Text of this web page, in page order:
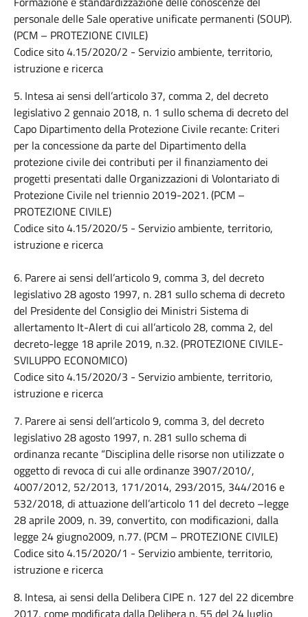
personale delle Sale operative unificate permanenti (SOUP).
(PCM – PROTEZIONE CIVILE)
Codice sito 4.15/2020/2 - Servizio ambiente, territorio,
istruzione e ricerca
5. Intesa ai sensi dell’articolo 37, comma 2, del decreto
legislativo 2 gennaio 2018, n. 1 sullo schema di decreto del
Capo Dipartimento della Protezione Civile recante: Criteri
per la concessione da parte del Dipartimento della
protezione civile dei contributi per il finanziamento dei
progetti presentati dalle Organizzazioni di Volontariato di
Protezione Civile nel triennio 2019-2021. (PCM –
PROTEZIONE CIVILE)
Codice sito 4.15/2020/5 - Servizio ambiente, territorio,
istruzione e ricerca
6. Parere ai sensi dell’articolo 9, comma 3, del decreto
legislativo 28 agosto 1997, n. 281 sullo schema di decreto
del Presidente del Consiglio dei Ministri Sistema di
allertamento It-Alert di cui all’articolo 28, comma 2, del
decreto-legge 18 aprile 2019, n.32. (PROTEZIONE CIVILE-
SVILUPPO ECONOMICO)
Codice sito 4.15/2020/3 - Servizio ambiente, territorio,
istruzione e ricerca
7. Parere ai sensi dell’articolo 9, comma 3, del decreto
legislativo 28 agosto 1997, n. 281 sullo schema di
ordinanza recante “Disciplina delle risorse non utilizzate o
oggetto di revoca di cui alle ordinanze 3907/2010/,
4007/2012, 52/2013, 171/2014, 293/2015, 344/2016 e
532/2018, di attuazione dell’articolo 11 del decreto –legge
28 aprile 2009, n. 39, convertito, con modificazioni, dalla
legge 24 giugno2009, n.77. (PCM – PROTEZIONE CIVILE)
Codice sito 4.15/2020/1 - Servizio ambiente, territorio,
istruzione e ricerca
8. Intesa, ai sensi della Delibera CIPE n. 127 del 22 dicembre
2017, come modificata dalla Delibera n. 55 del 24 luglio